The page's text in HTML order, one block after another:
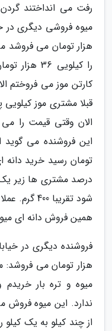
رفت می انداختند
هزار تومان می فروشد
کارتن موز می فروختم
الان وقتی قیمت را
درصد مشتری ها زیر
شود
همین فروش دانه ای
میوه و تره بار
ندارد. این میوه
از چند کیلو به یک